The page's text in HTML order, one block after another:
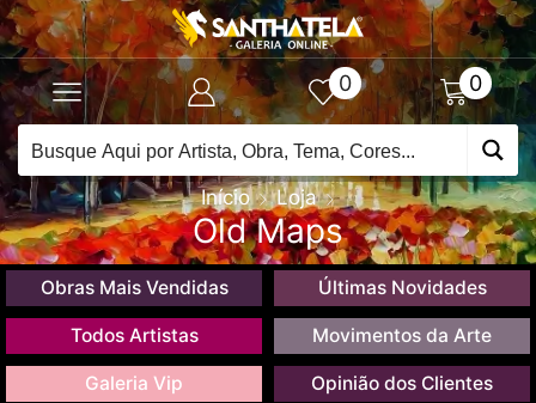
0 0
Início Loja
Old Maps
Obras Mais Vendidas Últimas Novidades
Todos Artistas Movimentos da Arte
Galeria Vip Opinião dos Clientes